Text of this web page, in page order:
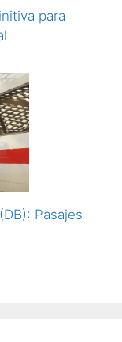
para
Pasajes